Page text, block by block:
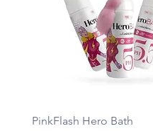
Ātrais skats
PinkFlash Hero Bath